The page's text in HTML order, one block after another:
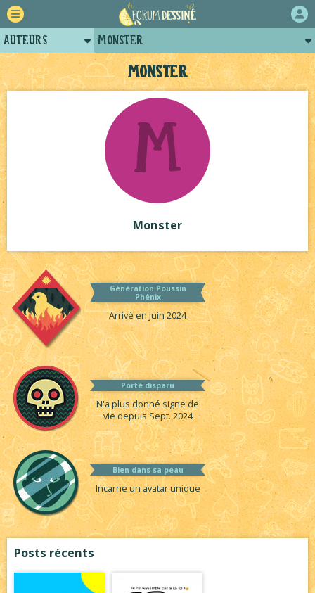
Monster
M
Monster
Génération Poussin
Phénix
Arrivé en Juin 2024
Porté disparu
N'a plus donné signe de
vie depuis Sept. 2024
Bien dans sa peau
Incarne un avatar unique
Posts récents
Auteurs
Retour
Forum
Projets
Tutoriels
Monster
Posts de monster